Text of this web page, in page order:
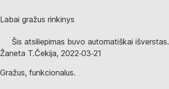
Labai gražus rinkinys
Šis atsiliepimas buvo automatiškai išverstas.
Žaneta T.Čekija, 2022‑03‑21
Gražus, funkcionalus.